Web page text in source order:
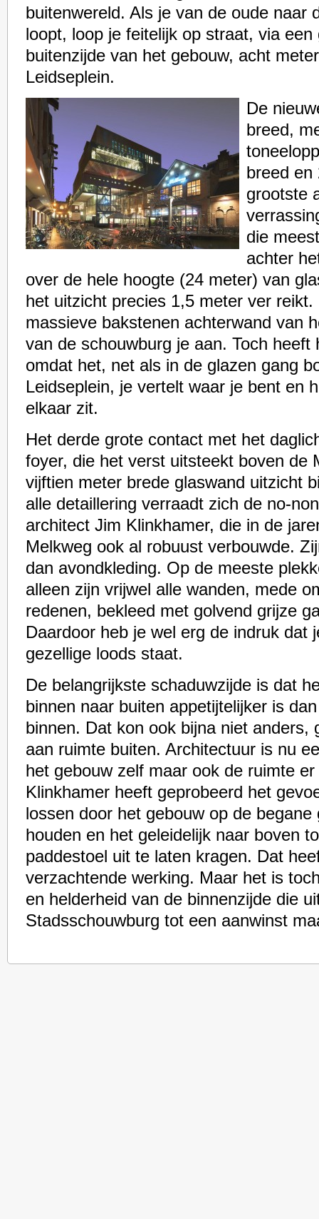
buitenwereld. Als je van de oude naar
loopt, loop je feitelijk op straat, via een
buitenzijde van het gebouw, acht
Leidseplein.
De
breed,
breed en
grootste
die
achter
over de hele hoogte (24 meter) van
het uitzicht precies 1,5 meter ver
massieve bakstenen achterwand van
van de schouwburg je aan. Toch heeft
omdat het, net als in de glazen gang
Leidseplein, je vertelt waar je bent en
elkaar zit.
Het derde grote contact met het
foyer, die het verst uitsteekt boven de
vijftien meter brede glaswand uitzicht
alle detaillering verraadt zich de no-
architect Jim Klinkhamer, die in de
Melkweg ook al robuust verbouwde.
dan avondkleding. Op de meeste
alleen zijn vrijwel alle wanden, mede
redenen, bekleed met golvend grijze
Daardoor heb je wel erg de indruk dat
gezellige loods staat.
De belangrijkste schaduwzijde is dat
binnen naar buiten appetijtelijker is
binnen. Dat kon ook bijna niet anders,
aan ruimte buiten. Architectuur is nu
het gebouw zelf maar ook de ruimte
Klinkhamer heeft geprobeerd het
lossen door het gebouw op de begane
houden en het geleidelijk naar boven
paddestoel uit te laten kragen. Dat
verzachtende werking. Maar het is
en helderheid van de binnenzijde die
Stadsschouwburg tot een aanwinst